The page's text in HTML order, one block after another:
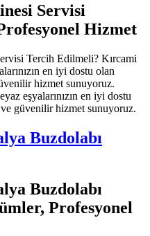
Servisi
Hizmet
Tercih Edilmeli? Kırcami
en iyi dostu olan
hizmet sunuyoruz.
eşyalarınızın en iyi dostu
güvenilir hizmet sunuyoruz.
Buzdolabı
Buzdolabı
Profesyonel